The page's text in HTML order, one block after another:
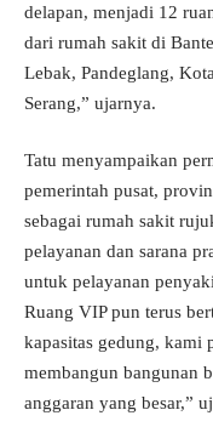
delapan, menjadi 12
dari rumah sakit di
Lebak, Pandeglang,
Serang,” ujarnya.
Tatu menyampaikan
pemerintah pusat,
sebagai rumah sakit
pelayanan dan sarana
untuk pelayanan
Ruang VIP pun terus
kapasitas gedung, kami
membangun bangunan
anggaran yang besar,”